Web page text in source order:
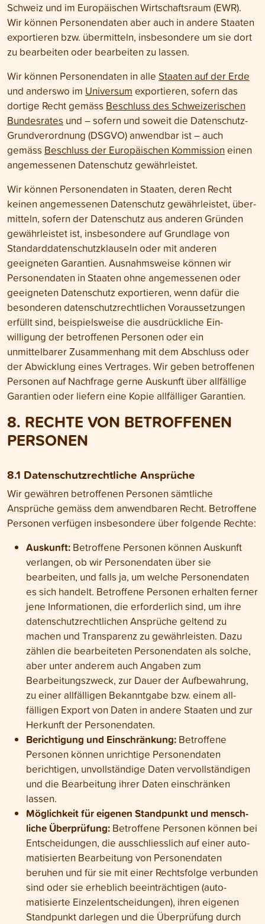
Schweiz und im Euro­päischen Wirtschafts­raum (EWR).
Wir können Personen­daten aber auch in andere Staaten
exportieren bzw. übermitteln, insbesondere um sie dort
zu bear­beiten oder bear­beiten zu lassen.
Wir können Personen­daten in alle Staaten auf der Erde
und anderswo im Universum exportieren, sofern das
dortige Recht gemäss Beschluss des Schwei­zerischen
Bundesrates und – sofern und soweit die Daten­schutz-
Grund­verordnung (DSGVO) anwendbar ist – auch
gemäss Beschluss der Euro­päischen Kommission einen
angemessenen Daten­schutz gewährleistet.
Wir können Personen­daten in Staaten, deren Recht
keinen angemessenen Daten­schutz gewähr­leistet, über­
mitteln, sofern der Daten­schutz aus anderen Gründen
gewährleistet ist, insbesondere auf Grund­lage von
Standard­daten­schutzklauseln oder mit anderen
geeigneten Garantien. Ausnahms­weise können wir
Personen­daten in Staaten ohne angemessenen oder
geeigneten Daten­schutz exportieren, wenn dafür die
besonderen daten­schutz­rechtlichen Voraus­setzungen
erfüllt sind, beispiels­weise die aus­drückliche Ein­
willigung der betroffenen Personen oder ein
unmittelbarer Zusammen­hang mit dem Abschluss oder
der Abwicklung eines Vertrages. Wir geben betroffenen
Personen auf Nachfrage gerne Aus­kunft über all­fällige
Garantien oder liefern eine Kopie all­fälliger Garantien.
8. RECHTE VON BETROFFENEN
PERSONEN
8.1 Daten­schutz­rechtliche Ansprüche
Wir gewähren betroffenen Personen sämt­liche
Ansprüche gemäss dem anwendbaren Recht. Betroffene
Personen verfügen insbesondere über folgende Rechte:
Auskunft: Betroffene Personen können Auskunft
verlangen, ob wir Personen­daten über sie
bearbeiten, und falls ja, um welche Personen­daten
es sich handelt. Betroffene Personen erhalten ferner
jene Infor­mationen, die erforder­lich sind, um ihre
daten­schutz­rechtlichen Ansprüche geltend zu
machen und Trans­parenz zu gewähr­leisten. Dazu
zählen die bearbeiteten Personen­daten als solche,
aber unter anderem auch Angaben zum
Bearbeitungs­zweck, zur Dauer der Auf­bewahrung,
zu einer all­fälligen Bekannt­gabe bzw. einem all­
fälligen Export von Daten in andere Staaten und zur
Herkunft der Personen­daten.
Berichtigung und Einschränkung: Betroffene
Personen können unrichtige Personen­daten
berichtigen, unvoll­ständige Daten vervoll­ständigen
und die Bear­beitung ihrer Daten ein­schränken
lassen.
Möglichkeit für eigenen Stand­punkt und mensch­
liche Überprüfung: Betroffene Personen können bei
Entscheidungen, die ausschliess­lich auf einer auto­
matisierten Bearbeitung von Personen­daten
beruhen und für sie mit einer Rechts­folge verbunden
sind oder sie erheblich beein­trächtigen (auto­
matisierte Einzel­entscheidungen), ihren eigenen
Stand­punkt darlegen und die Über­prüfung durch